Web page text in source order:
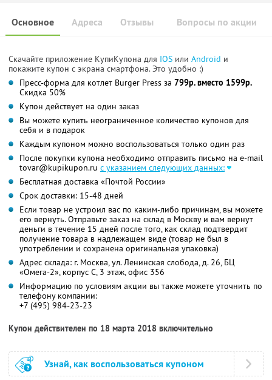
Основное Отзывы Вопросы по акции
Адреса
Скачайте приложение КупиКупона для IOS или Android и
покажите купон с экрана смартфона. Это удобно :)
Пресс-форма для котлет Burger Press за 799р. вместо 1599р.
Скидка 50%
Купон действует на один заказ
Вы можете купить неограниченное количество купонов для
себя и в подарок
Каждым купоном можно воспользоваться только один раз
После покупки купона необходимо отправить письмо на e-mail
tovar@kupikupon.ru с указанием следующих данных:
Бесплатная доставка «Почтой России»
Срок доставки: 15-48 дней
Если товар не устроил вас по каким-либо причинам, вы можете
его вернуть. Отправьте заказ на склад в Москву и вам вернут
деньги в течение 15 дней после того, как склад подтвердит
получение товара в надлежащем виде (товар не был в
употреблении и сохранена оригинальная упаковка)
Адрес склада: г. Москва, ул. Ленинская слобода, д. 26, БЦ
«Омега-2», корпус С, 3 этаж, офис 356
Информацию по условиям акции вы также можете уточнить по
телефону компании:
+7 (495) 984-23-23
Купон действителен по 18 марта 2018 включительно
Узнай, как воспользоваться купоном